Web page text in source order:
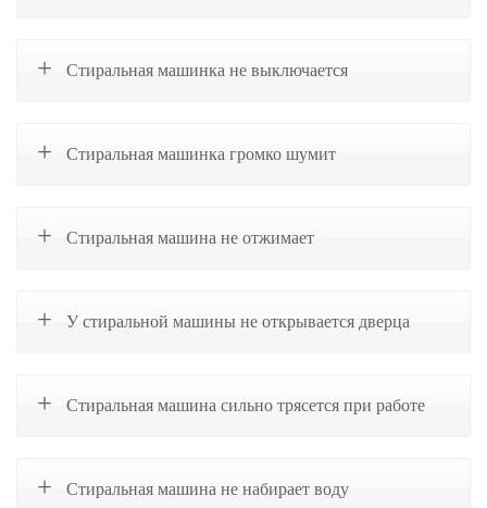
Стиральная машинка не выключается
Стиральная машинка громко шумит
Стиральная машина не отжимает
У стиральной машины не открывается дверца
Стиральная машина сильно трясется при работе
Стиральная машина не набирает воду